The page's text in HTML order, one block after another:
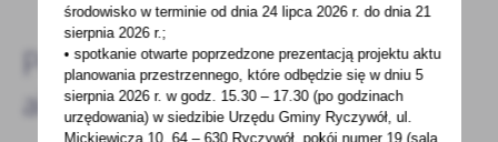
Pozostałe
aktualności
środowisko w terminie od dnia 24 lipca 2026 r. do dnia 21
sierpnia 2026 r.;
• spotkanie otwarte poprzedzone prezentacją projektu aktu
planowania przestrzennego, które odbędzie się w dniu 5
sierpnia 2026 r.w godz. 15.30 – 17.30 (po godzinach
urzędowania) w siedzibie Urzędu Gminy Ryczywół, ul.
Mickiewicza 10, 64 – 630 Ryczywół, pokójnumer 19 (sala